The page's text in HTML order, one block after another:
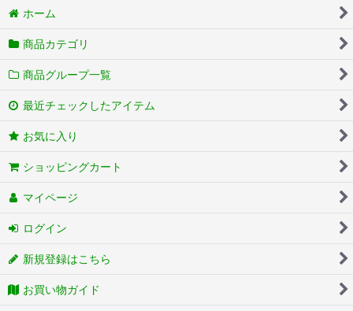
ホーム
商品カテゴリ
商品グループ一覧
最近チェックしたアイテム
お気に入り
ショッピングカート
マイページ
ログイン
新規登録はこちら
お買い物ガイド